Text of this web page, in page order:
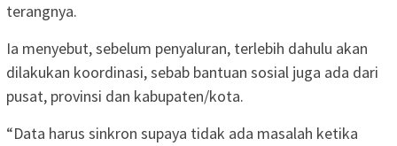
terangnya.
Ia menyebut, sebelum penyaluran, terlebih dahulu akan
dilakukan koordinasi, sebab bantuan sosial juga ada dari
pusat, provinsi dan kabupaten/kota.
“Data harus sinkron supaya tidak ada masalah ketika